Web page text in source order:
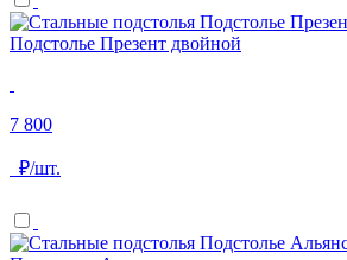
Подстолье Презент двойной
7 800
₽/шт.